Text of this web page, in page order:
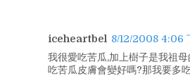
iceheartbel 8/12/2008 4:06
我很愛吃苦瓜,加上樹子是我祖母
吃苦瓜皮膚會變好嗎?那我要多